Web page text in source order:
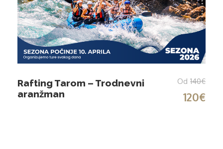
Rafting Tarom – Trodnevni
aranžman
Od 140€
120€